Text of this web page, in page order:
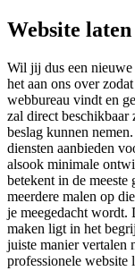
Website
Wil jij dus een nieuwe
het aan ons over
webbureau vindt en
zal direct
beslag kunnen
diensten aanbieden
alsook minimale
betekent in de
meerdere malen op
je meegedacht wordt.
maken ligt in het
juiste manier vertalen
professionele website